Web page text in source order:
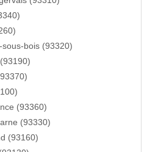
bois (93320)
(93360)
(93330)
(93160)